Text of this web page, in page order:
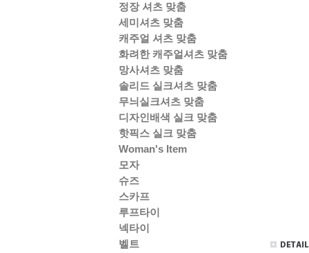
정장 셔츠 맞춤
세미셔츠 맞춤
캐주얼 셔츠 맞춤
화려한 캐주얼셔츠 맞춤
망사셔츠 맞춤
솔리드 실크셔츠 맞춤
무늬실크셔츠 맞춤
디자인배색 실크 맞춤
핫픽스 실크 맞춤
Woman's Item
모자
슈즈
스카프
루프타이
넥타이
벨트